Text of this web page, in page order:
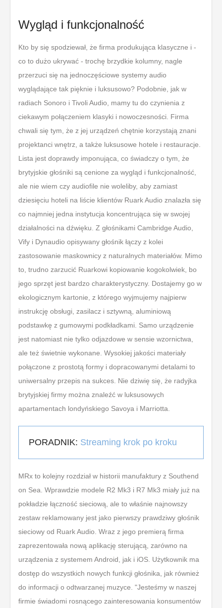
Wygląd i funkcjonalność
Kto by się spodziewał, że firma produkująca klasyczne i -
co to dużo ukrywać - trochę brzydkie kolumny, nagle
przerzuci się na jednoczęściowe systemy audio
wyglądające tak pięknie i luksusowo? Podobnie, jak w
radiach Sonoro i Tivoli Audio, mamy tu do czynienia z
ciekawym połączeniem klasyki i nowoczesności. Firma
chwali się tym, że z jej urządzeń chętnie korzystają znani
projektanci wnętrz, a także luksusowe hotele i restauracje.
Lista jest doprawdy imponująca, co świadczy o tym, że
brytyjskie głośniki są cenione za wygląd i funkcjonalność,
ale nie wiem czy audiofile nie woleliby, aby zamiast
dziesięciu hoteli na liście klientów Ruark Audio znalazła się
co najmniej jedna instytucja koncentrująca się w swojej
działalności na dźwięku. Z głośnikami Cambridge Audio,
Vify i Dynaudio opisywany głośnik łączy z kolei
zastosowanie maskownicy z naturalnych materiałów. Mimo
to, trudno zarzucić Ruarkowi kopiowanie kogokolwiek, bo
jego sprzęt jest bardzo charakterystyczny. Dostajemy go w
ekologicznym kartonie, z którego wyjmujemy najpierw
instrukcję obsługi, zasilacz i sztywną, aluminiową
podstawkę z gumowymi podkładkami. Samo urządzenie
jest natomiast nie tylko odjazdowe w sensie wzornictwa,
ale też świetnie wykonane. Wysokiej jakości materiały
połączone z prostotą formy i dopracowanymi detalami to
uniwersalny przepis na sukces. Nie dziwię się, że radyjka
brytyjskiej firmy można znaleźć w luksusowych
apartamentach londyńskiego Savoya i Marriotta.
PORADNIK: Streaming krok po kroku
MRx to kolejny rozdział w historii manufaktury z Southend
on Sea. Wprawdzie modele R2 Mk3 i R7 Mk3 miały już na
pokładzie łączność sieciową, ale to właśnie najnowszy
zestaw reklamowany jest jako pierwszy prawdziwy głośnik
sieciowy od Ruark Audio. Wraz z jego premierą firma
zaprezentowała nową aplikację sterującą, zarówno na
urządzenia z systemem Android, jak i iOS. Użytkownik ma
dostęp do wszystkich nowych funkcji głośnika, jak również
do informacji o odtwarzanej muzyce. "Jesteśmy w naszej
firmie świadomi rosnącego zainteresowania konsumentów